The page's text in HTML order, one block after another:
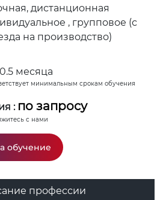
дистанционная
, групповое (с
на производство)
0.5 месяца
минимальным срокам обучения
: по запросу
с нами
обучение
профессии